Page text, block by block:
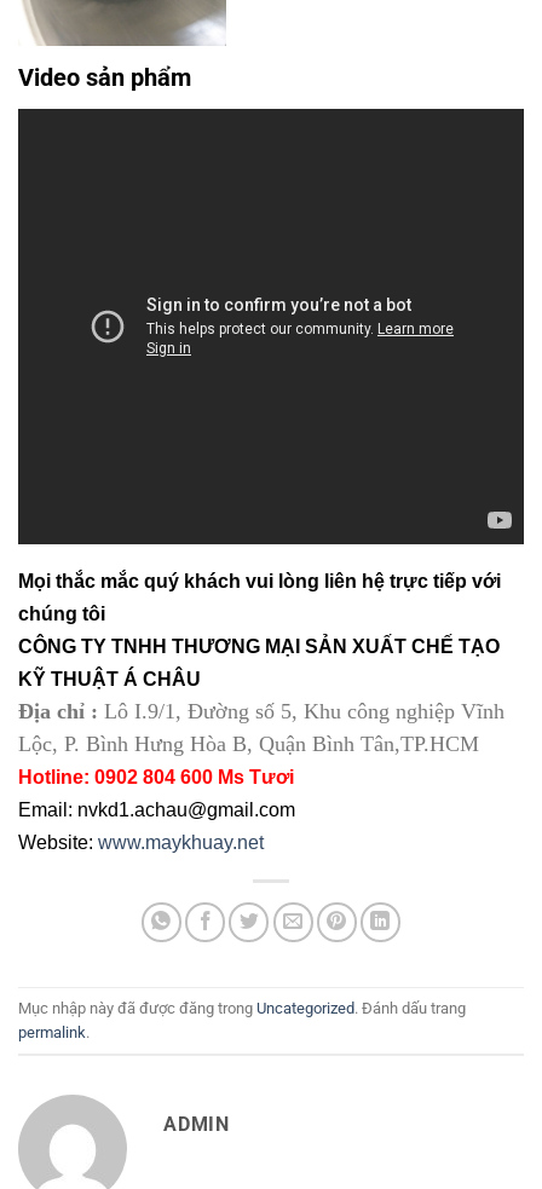
Video sản phẩm
Mọi thắc mắc quý khách vui lòng liên hệ trực tiếp với
chúng tôi
CÔNG TY TNHH THƯƠNG MẠI SẢN XUẤT CHẾ TẠO
KỸ THUẬT Á CHÂU
Địa chỉ : Lô I.9/1, Đường số 5, Khu công nghiệp Vĩnh
Lộc, P. Bình Hưng Hòa B, Quận Bình Tân,TP.HCM
Hotline: 0902 804 600 Ms Tươi
Email: nvkd1.achau@gmail.com
Website: www.maykhuay.net
Mục nhập này đã được đăng trong Uncategorized. Đánh dấu trang
permalink.
ADMIN